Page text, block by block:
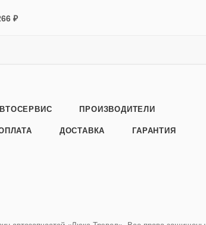
₽
ПРОИЗВОДИТЕЛИ
ДОСТАВКА ГАРАНТИЯ